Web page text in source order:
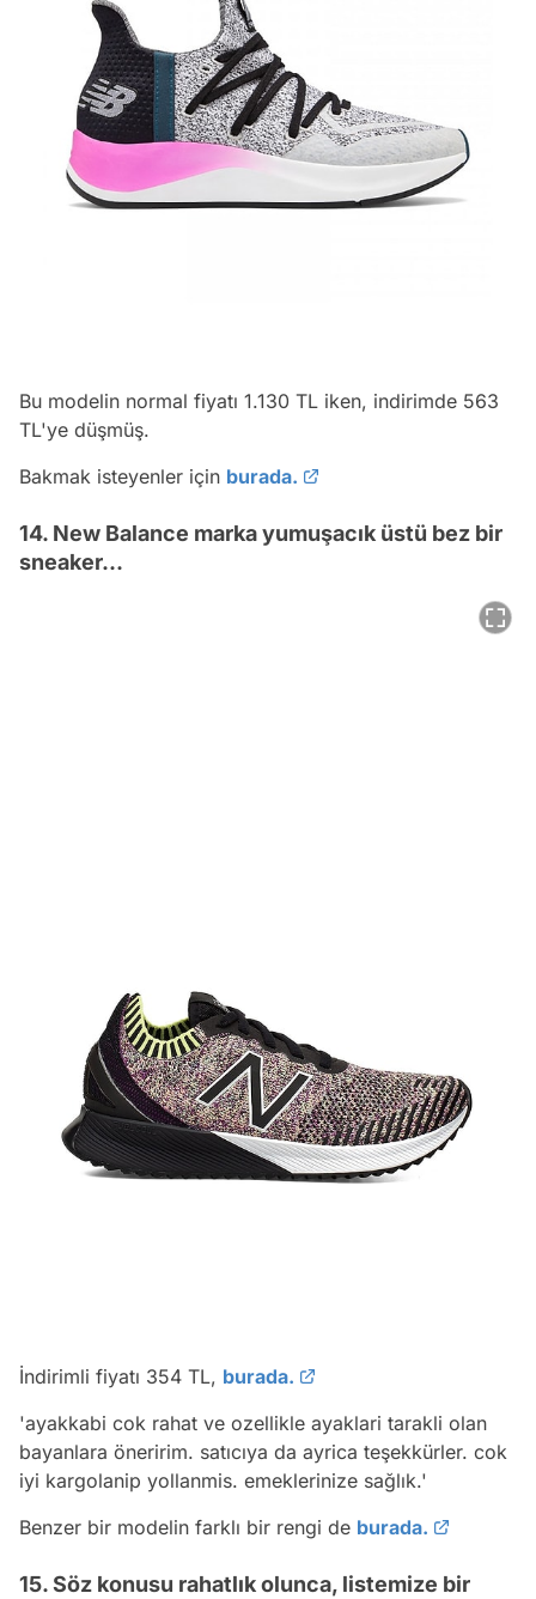
Bu modelin normal fiyatı 1.130 TL iken, indirimde 563
TL'ye düşmüş.
Bakmak isteyenler için burada.
14. New Balance marka yumuşacık üstü bez bir
sneaker...
İndirimli fiyatı 354 TL, burada.
'ayakkabi cok rahat ve ozellikle ayaklari tarakli olan
bayanlara öneririm. satıcıya da ayrica teşekkürler. cok
iyi kargolanip yollanmis. emeklerinize sağlık.'
Benzer bir modelin farklı bir rengi de burada.
15. Söz konusu rahatlık olunca, listemize bir